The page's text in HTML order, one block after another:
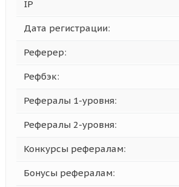
IP
Дата регистрации:
Реферер:
Рефбэк:
Рефералы 1-уровня:
Рефералы 2-уровня:
Конкурсы рефералам:
Бонусы рефералам: